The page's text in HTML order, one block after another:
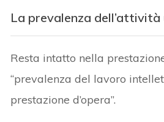
La prevalenza dell’attività
Resta intatto nella
“prevalenza del lavoro
prestazione d’opera”.